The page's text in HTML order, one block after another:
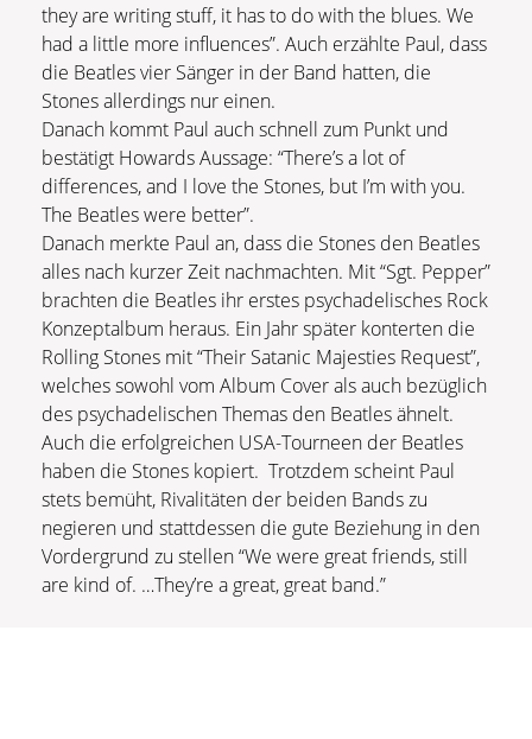
they are writing stuff, it has to do with the blues. We
had a little more influences”. Auch erzählte Paul, dass
die Beatles vier Sänger in der Band hatten, die
Stones allerdings nur einen.
Danach kommt Paul auch schnell zum Punkt und
bestätigt Howards Aussage: “There’s a lot of
differences, and I love the Stones, but I’m with you.
The Beatles were better”.
Danach merkte Paul an, dass die Stones den Beatles
alles nach kurzer Zeit nachmachten. Mit “Sgt. Pepper”
brachten die Beatles ihr erstes psychadelisches Rock
Konzeptalbum heraus. Ein Jahr später konterten die
Rolling Stones mit “Their Satanic Majesties Request”,
welches sowohl vom Album Cover als auch bezüglich
des psychadelischen Themas den Beatles ähnelt.
Auch die erfolgreichen USA-Tourneen der Beatles
haben die Stones kopiert. Trotzdem scheint Paul
stets bemüht, Rivalitäten der beiden Bands zu
negieren und stattdessen die gute Beziehung in den
Vordergrund zu stellen “We were great friends, still
are kind of. …They’re a great, great band.”